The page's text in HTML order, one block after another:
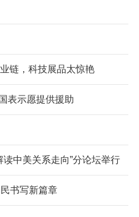
链，科技展品太惊艳
表示愿提供援助
中美关系走向”分论坛举行
书写新篇章